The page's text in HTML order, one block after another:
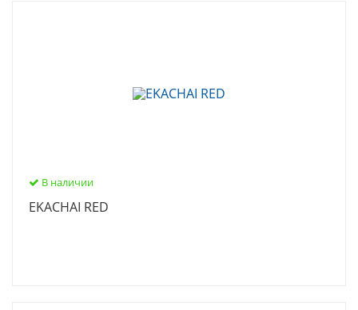
В наличии
EKACHAI RED